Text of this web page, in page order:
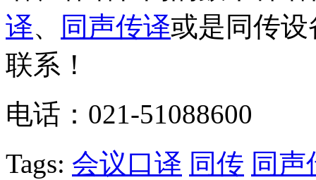
译、 同声传译或是同传
联系！
电话：021-51088600
Tags: 会议口译 同传 同声